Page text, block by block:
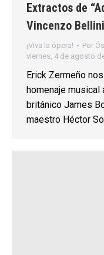
Extractos de
Vincenzo Bellini
¡Viva la ópera! Por
viernes, 4 de agosto
Erick Zermeño
homenaje
británico James
maestro Héctor